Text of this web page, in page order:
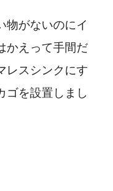
物がないのにイ
かえって手間だ
レスシンクにす
ゴを設置しまし